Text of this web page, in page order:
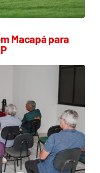
Macapá para